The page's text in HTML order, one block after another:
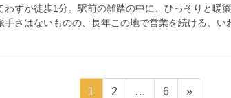
ずか徒歩1分。駅前の雑踏の中に、ひっそりと暖
さはないものの、長年この地で営業を続ける、い
固
1
固
2 …
固
6 »